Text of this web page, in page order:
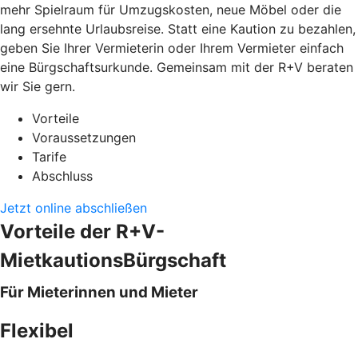
mehr Spielraum für Umzugskosten, neue Möbel oder die
lang ersehnte Urlaubsreise. Statt eine Kaution zu bezahlen,
geben Sie Ihrer Vermieterin oder Ihrem Vermieter einfach
eine Bürgschaftsurkunde. Gemeinsam mit der R+V beraten
wir Sie gern.
Vorteile
Voraussetzungen
Tarife
Abschluss
Jetzt online abschließen
Vorteile der R+V-
MietkautionsBürgschaft
Für Mieterinnen und Mieter
Flexibel